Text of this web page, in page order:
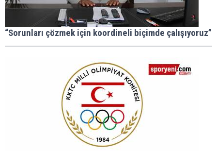
“Sorunları çözmek için koordineli biçimde çalışıyoruz”